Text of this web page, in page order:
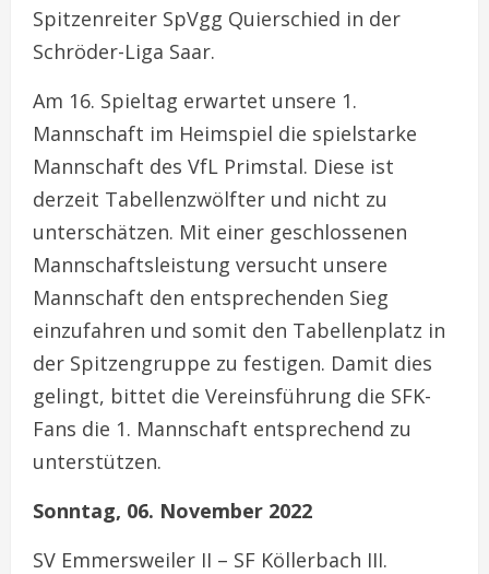
Spitzenreiter SpVgg Quierschied in der
Schröder-Liga Saar.
Am 16. Spieltag erwartet unsere 1.
Mannschaft im Heimspiel die spielstarke
Mannschaft des VfL Primstal. Diese ist
derzeit Tabellenzwölfter und nicht zu
unterschätzen. Mit einer geschlossenen
Mannschaftsleistung versucht unsere
Mannschaft den entsprechenden Sieg
einzufahren und somit den Tabellenplatz in
der Spitzengruppe zu festigen. Damit dies
gelingt, bittet die Vereinsführung die SFK-
Fans die 1. Mannschaft entsprechend zu
unterstützen.
Sonntag, 06. November 2022
SV Emmersweiler II – SF Köllerbach III.